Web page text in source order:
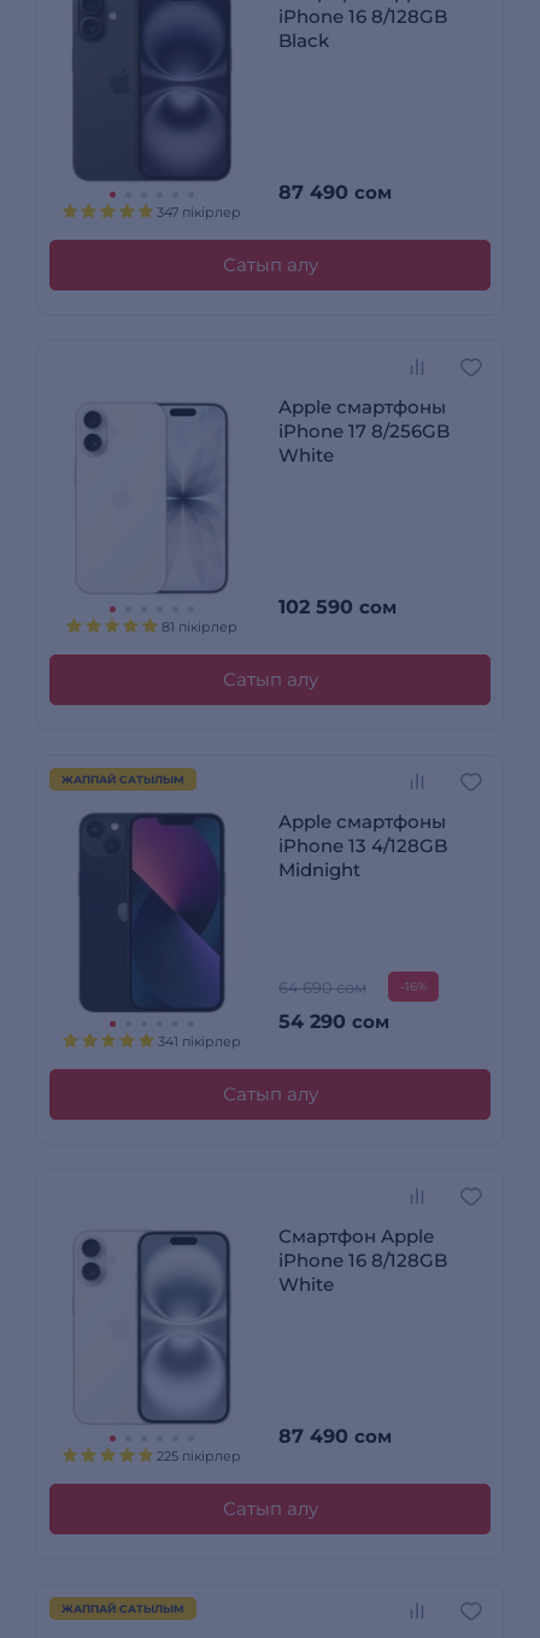
347 пікірлер
iPhone 16 8/128GB
Black
87 490 сом
Сатып алу
81 пікірлер
Apple смартфоны
iPhone 17 8/256GB
White
102 590 сом
Сатып алу
ЖАППАЙ САТЫЛЫМ
341 пікірлер
Apple смартфоны
iPhone 13 4/128GB
Midnight
64 690 сом -16%
54 290 сом
Сатып алу
225 пікірлер
Смартфон Apple
iPhone 16 8/128GB
White
87 490 сом
Сатып алу
ЖАППАЙ САТЫЛЫМ